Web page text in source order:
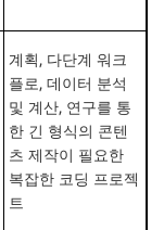
계획, 다단계 워크
플로, 데이터 분석
및 계산, 연구를 통
한 긴 형식의 콘텐
츠 제작이 필요한
복잡한 코딩 프로젝
트